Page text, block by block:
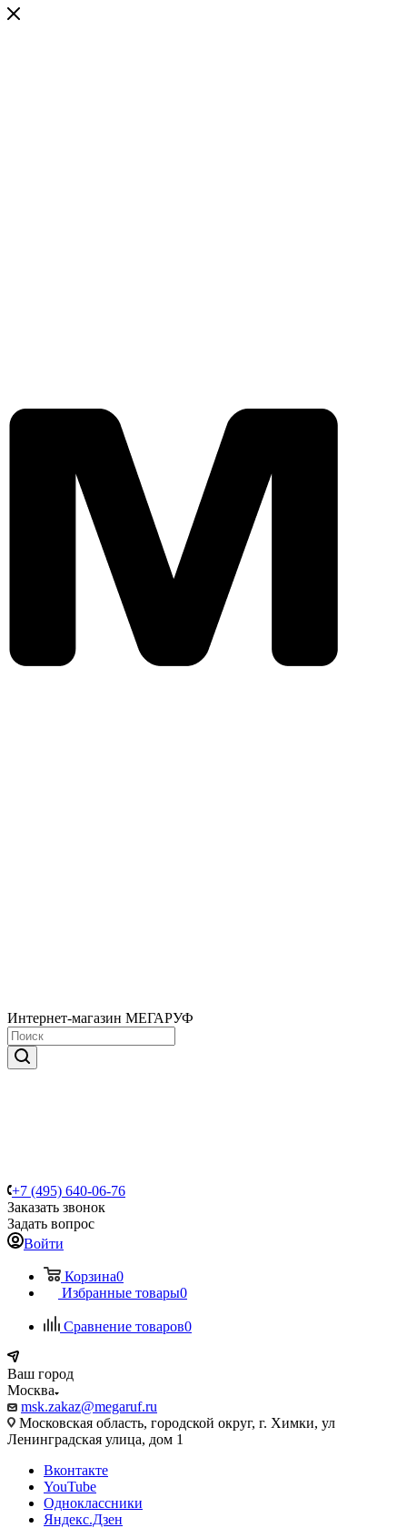
Интернет-магазин МЕГАРУФ
+7 (495) 640-06-76
Заказать звонок
Задать вопрос
Войти
Корзина0
Избранные товары0
Сравнение товаров0
Ваш город
Москва
msk.zakaz@megaruf.ru
Московская область, городской округ, г. Химки, ул
Ленинградская улица, дом 1
Вконтакте
YouTube
Одноклассники
Яндекс.Дзен